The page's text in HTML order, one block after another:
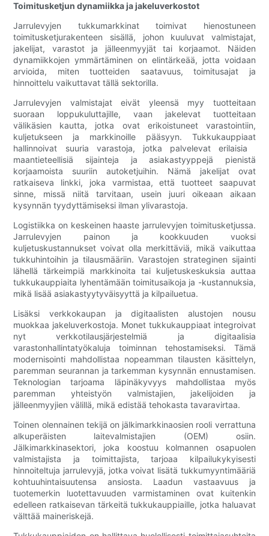
Toimitusketjun dynamiikka ja jakeluverkostot
Jarrulevyjen tukkumarkkinat toimivat hienostuneen
toimitusketjurakenteen sisällä, johon kuuluvat valmistajat,
jakelijat, varastot ja jälleenmyyjät tai korjaamot. Näiden
dynamiikkojen ymmärtäminen on elintärkeää, jotta voidaan
arvioida, miten tuotteiden saatavuus, toimitusajat ja
hinnoittelu vaikuttavat tällä sektorilla.
Jarrulevyjen valmistajat eivät yleensä myy tuotteitaan
suoraan loppukuluttajille, vaan jakelevat tuotteitaan
välikäsien kautta, jotka ovat erikoistuneet varastointiin,
kuljetukseen ja markkinoille pääsyyn. Tukkukauppiaat
hallinnoivat suuria varastoja, jotka palvelevat erilaisia ​​
maantieteellisiä sijainteja ja asiakastyyppejä pienistä
korjaamoista suuriin autoketjuihin. Nämä jakelijat ovat
ratkaiseva linkki, joka varmistaa, että tuotteet saapuvat
sinne, missä niitä tarvitaan, usein juuri oikeaan aikaan
kysynnän tyydyttämiseksi ilman ylivarastoja.
Logistiikka on keskeinen haaste jarrulevyjen toimitusketjussa.
Jarrulevyjen painon ja kookkuuden vuoksi
kuljetuskustannukset voivat olla merkittäviä, mikä vaikuttaa
tukkuhintoihin ja tilausmääriin. Varastojen strateginen sijainti
lähellä tärkeimpiä markkinoita tai kuljetuskeskuksia auttaa
tukkukauppiaita lyhentämään toimitusaikoja ja -kustannuksia,
mikä lisää asiakastyytyväisyyttä ja kilpailuetua.
Lisäksi verkkokaupan ja digitaalisten alustojen nousu
muokkaa jakeluverkostoja. Monet tukkukauppiaat integroivat
nyt verkkotilausjärjestelmiä ja digitaalisia
varastonhallintatyökaluja toiminnan tehostamiseksi. Tämä
modernisointi mahdollistaa nopeamman tilausten käsittelyn,
paremman seurannan ja tarkemman kysynnän ennustamisen.
Teknologian tarjoama läpinäkyvyys mahdollistaa myös
paremman yhteistyön valmistajien, jakelijoiden ja
jälleenmyyjien välillä, mikä edistää tehokasta tavaravirtaa.
Toinen olennainen tekijä on jälkimarkkinaosien rooli verrattuna
alkuperäisten laitevalmistajien (OEM) osiin.
Jälkimarkkinasektori, joka koostuu kolmannen osapuolen
valmistajista ja toimittajista, tarjoaa kilpailukykyisesti
hinnoiteltuja jarrulevyjä, jotka voivat lisätä tukkumyyntimääriä
kohtuuhintaisuutensa ansiosta. Laadun vastaavuus ja
tuotemerkin luotettavuuden varmistaminen ovat kuitenkin
edelleen ratkaisevan tärkeitä tukkukauppiaille, jotka haluavat
välttää maineriskejä.